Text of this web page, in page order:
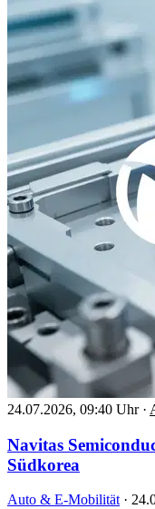
24.07.2026, 09:40 Uhr ·
Navitas
Südkorea
Auto & E-Mobilität ·